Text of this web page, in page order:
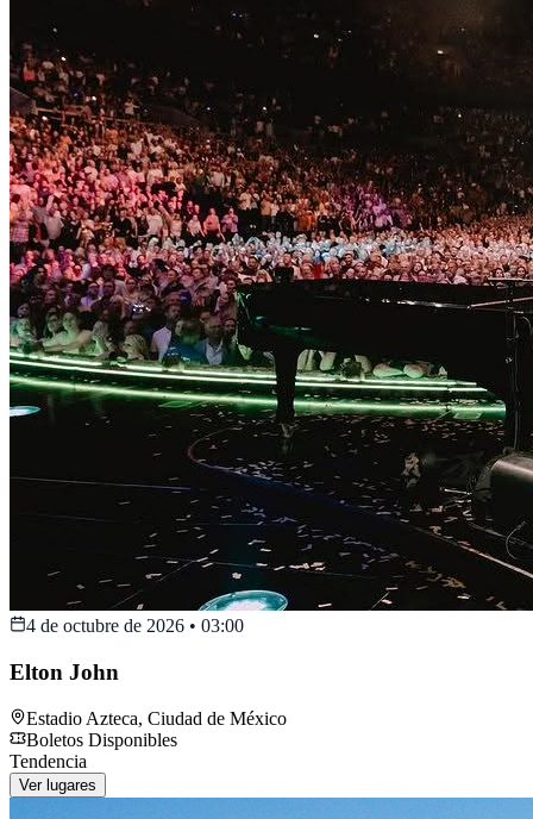
4 de octubre de 2026 • 03:00
Elton John
Estadio Azteca, Ciudad de México
Boletos Disponibles
Tendencia
Ver lugares